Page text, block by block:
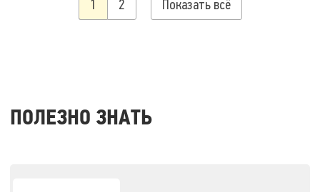
1 2 Показать всё
ПОЛЕЗНО ЗНАТЬ